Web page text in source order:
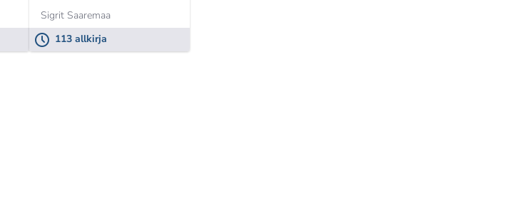
Sigrit Saaremaa
113 allkirja